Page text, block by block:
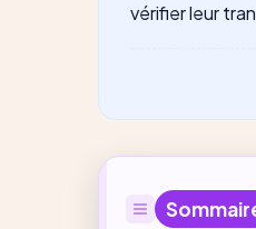
vérifier leur